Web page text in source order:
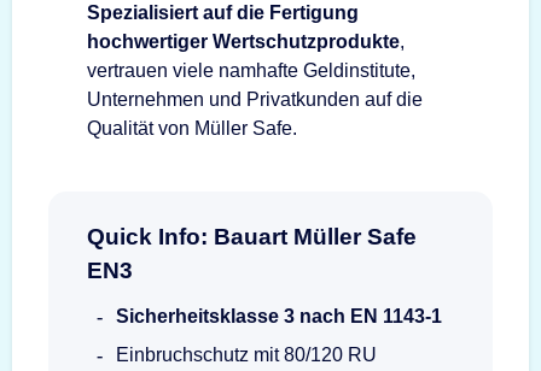
Spezialisiert auf die Fertigung
hochwertiger Wertschutzprodukte,
vertrauen viele namhafte Geldinstitute,
Unternehmen und Privatkunden auf die
Qualität von Müller Safe.
Quick Info: Bauart Müller Safe
EN3
Sicherheitsklasse 3 nach EN 1143-1
Einbruchschutz mit 80/120 RU